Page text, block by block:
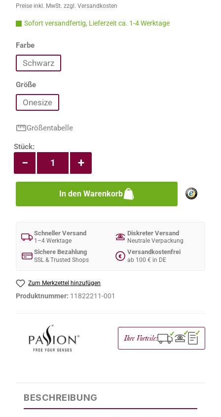
Preise inkl. MwSt. zzgl. Versandkosten
Sofort versandfertig, Lieferzeit ca. 1-4 Werktage
Farbeauswählen
Schwarz
Größeauswählen
Onesize
Größentabelle
Produkt Anzahl: Gib den gewünschten
Stück:
+
−
In den Warenkorb
Schneller Versand
1–4 Werktage
Diskreter Versand
Neutrale Verpackung
Sichere Bezahlung
SSL & Trusted Shops
€
Versandkostenfrei
ab 100 € in DE
Zum Merkzettel hinzufügen
Produktnummer: 11822211-001
Ihre Vorteile: ✓ ✓ ✓
BESCHREIBUNG